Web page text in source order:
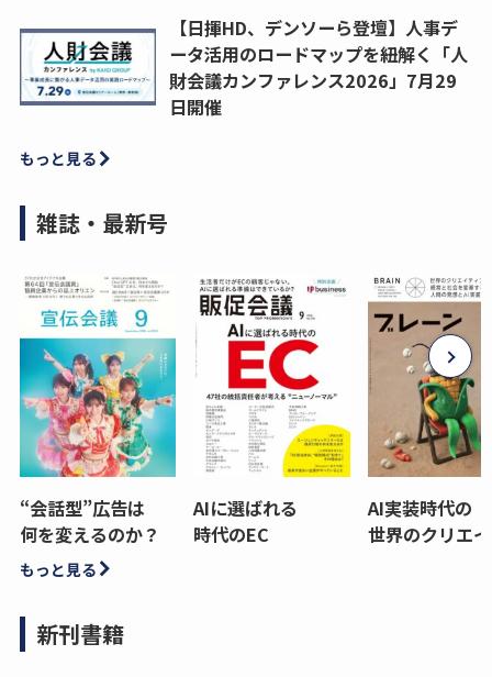
【日揮HD、デンソーら登壇】人事デ
ータ活用のロードマップを紐解く「人
財会議カンファレンス2026」7月29
日開催
もっと見る
雑誌・最新号
“会話型”広告は
何を変えるのか？
AIに選ばれる
時代のEC
AI実装時代の
世界のクリエ
もっと見る
新刊書籍